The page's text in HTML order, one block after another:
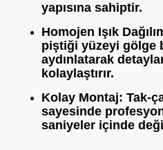
yapısına sahiptir.
Homojen Işık
piştiği yüzeyi gölge
aydınlatarak
kolaylaştırır.
Kolay Montaj: Tak-
sayesinde
saniyeler içinde